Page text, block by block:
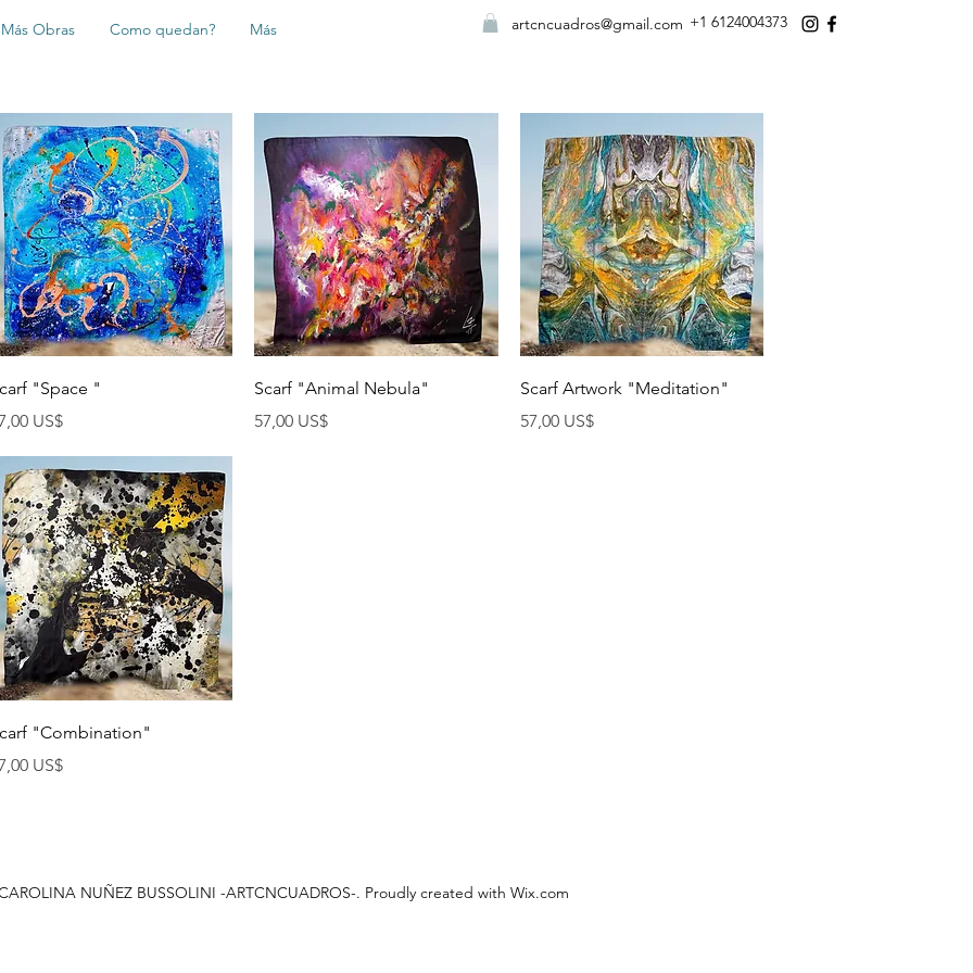
Obras Como quedan? Más artcncuadros@gmail.com +1 6124004373
Vista rápida
"Space "
US$
Vista rápida
Scarf "Animal Nebula"
Precio
57,00 US$
Vista rápida
Scarf Artwork "Meditation"
Precio
57,00 US$
Vista rápida
"Combination"
US$
NUÑEZ BUSSOLINI -ARTCNCUADROS-. Proudly created with Wix.com